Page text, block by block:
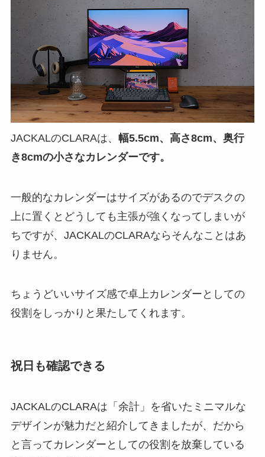
JACKALのCLARAは、 幅5.5cm、高さ8cm、奥行
き8cmの小さなカレンダーです。
一般的なカレンダーはサイズがあるのでデスクの
上に置くとどうしても主張が強くなってしまいが
ちですが、JACKALのCLARAならそんなことはあ
りません。
ちょうどいいサイズ感で卓上カレンダーとしての
役割をしっかりと果たしてくれます。
祝日も確認できる
JACKALのCLARAは「余計」を省いたミニマルな
デザインが魅力だと紹介してきましたが、だから
と言ってカレンダーとしての役割を放棄している